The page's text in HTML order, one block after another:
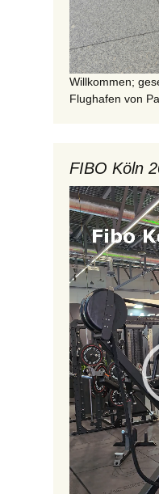
Willkommen;
Flughafen von
FIBO Köln
Video-
Player